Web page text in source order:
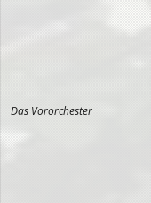
Das Vororchester